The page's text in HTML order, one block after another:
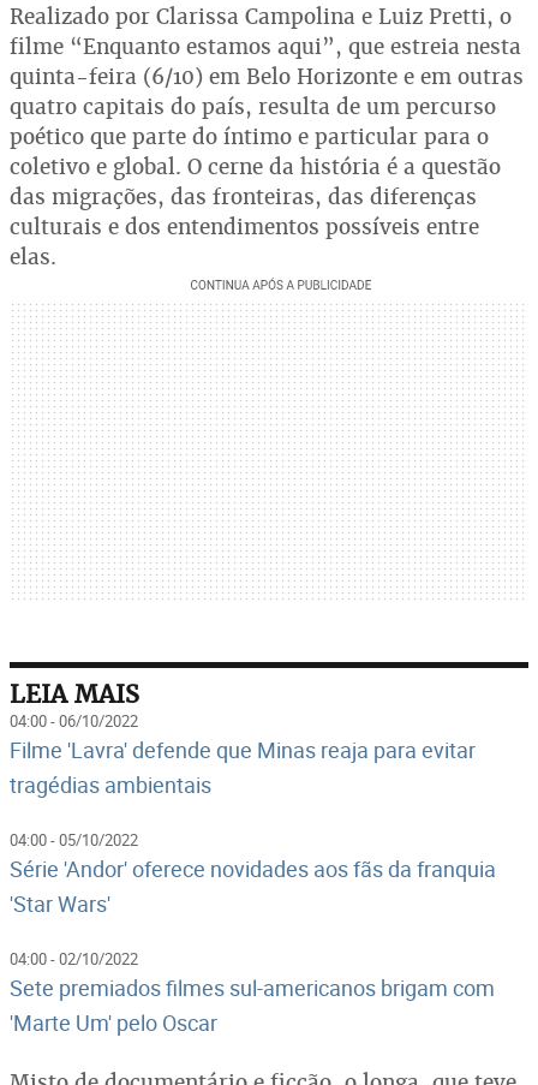
Realizado por Clarissa Campolina e Luiz Pretti, o
filme “Enquanto estamos aqui”, que estreia nesta
quinta-feira (6/10) em Belo Horizonte e em outras
quatro capitais do país, resulta de um percurso
poético que parte do íntimo e particular para o
coletivo e global. O cerne da história é a questão
das migrações, das fronteiras, das diferenças
culturais e dos entendimentos possíveis entre
elas.
LEIA MAIS
04:00 - 06/10/2022
Filme 'Lavra' defende que Minas reaja para evitar
tragédias ambientais
04:00 - 05/10/2022
Série 'Andor' oferece novidades aos fãs da franquia
'Star Wars'
04:00 - 02/10/2022
Sete premiados filmes sul-americanos brigam com
'Marte Um' pelo Oscar